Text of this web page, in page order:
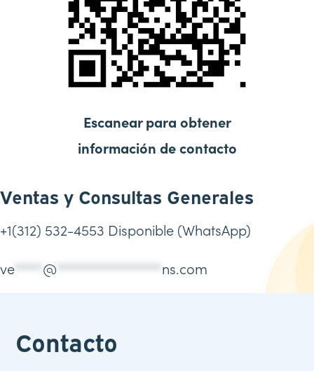
Escanear para obtener
información de contacto
Ventas y Consultas Generales
+1(312) 532-4553 Disponible (WhatsApp)
ve
@ ns.com
Contacto